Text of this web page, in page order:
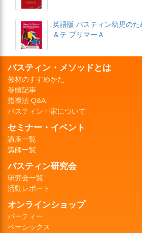
英語版 バスティン幼児の
＆テ プリマーＡ
バスティン・メソッドとは
教材のすすめかた
巻頭記事
指導法 Q&A
バスティン一家について
セミナー・イベント
講座一覧
講師一覧
バスティン研究会
研究会一覧
活動レポート
オンラインショップ
パーティー
ベーシックス